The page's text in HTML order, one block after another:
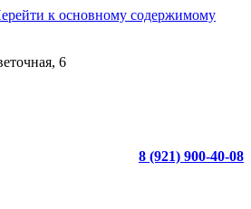
к основному содержимому
6
8 (921) 900-40-08